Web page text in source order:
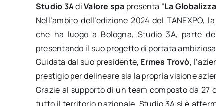
Studio 3AdiValore spa presenta “La
Nell’ambito dell’edizione 2024 del
che ha luogo a Bologna, Studio 3A, parte
presentando il suo progetto di portata
Guidata dal suo presidente, Ermes Trovò,
prestigio per delineare sia la propria visione
Grazie al supporto di un team composto da
tutto il territorio nazionale, Studio 3A si è